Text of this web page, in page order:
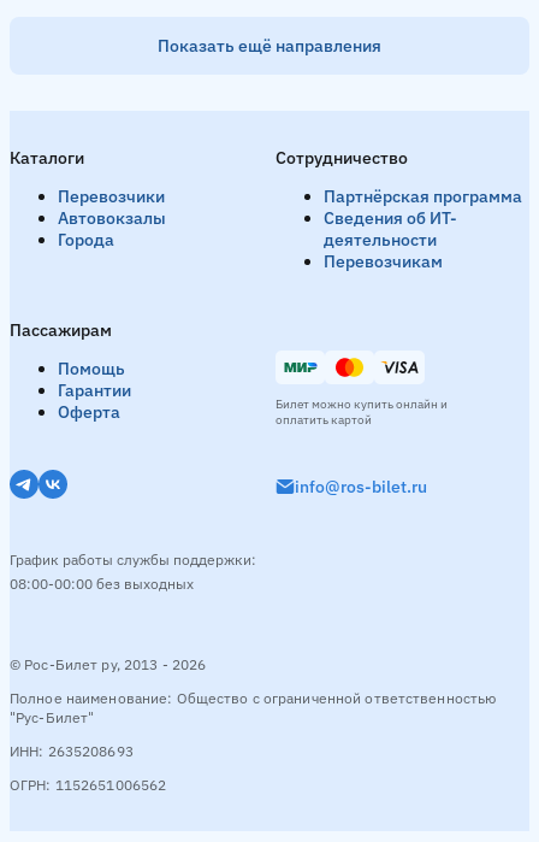
Показать ещё направления
Утро
Смотреть расписание
Смотреть расписание
Миллерово → Кардоникская 1 рейс в день
Смотреть расписание
Москва → Кардоникская
Вечер
Смотреть расписание
Каталоги
Перевозчики
Автовокзалы
Города
Пассажирам
Помощь
Гарантии
Оферта
Сотрудничество
Партнёрская программа
Сведения об ИТ-
деятельности
Перевозчикам
© Рос-Билет ру, 2013 - 2026
Полное наименование: Общество с ограниченной ответственностью
"Рус-Билет"
ИНН: 2635208693
ОГРН: 1152651006562
info@ros-bilet.ru
График работы службы поддержки:
08:00-00:00 без выходных
Билет можно купить онлайн и
оплатить картой